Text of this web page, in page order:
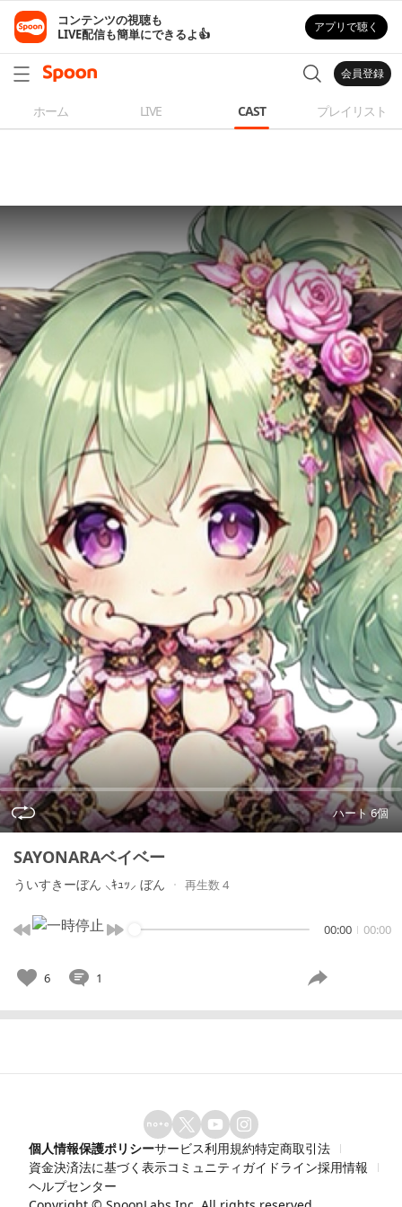
コンテンツの視聴も
LIVE配信も簡単にできるよ👍
アプリで聴く
会員登録
ホーム LIVE CAST プレイリスト
ハート 6個
SAYONARAベイベー
ういすきーぼん ⸜ｷｭｯ⸝ ぼん 再生数 4
00:00 00:00
6 1
個人情報保護ポリシーサービス利用規約特定商取引法
資金決済法に基づく表示コミュニティガイドライン採用情報
ヘルプセンター